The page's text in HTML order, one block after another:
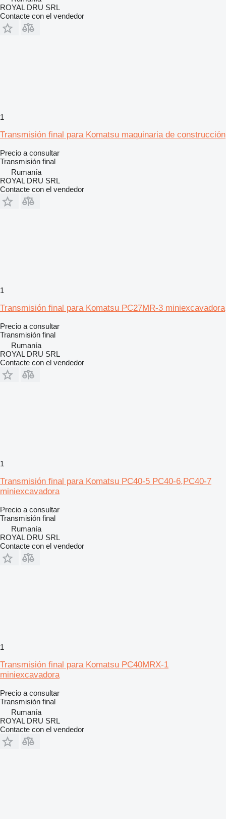
ROYAL DRU SRL
Contacte con el vendedor
1
Transmisión final para Komatsu maquinaria de construcción
Precio a consultar
Transmisión final
Rumanía
ROYAL DRU SRL
Contacte con el vendedor
1
Transmisión final para Komatsu PC27MR-3 miniexcavadora
Precio a consultar
Transmisión final
Rumanía
ROYAL DRU SRL
Contacte con el vendedor
1
Transmisión final para Komatsu PC40-5 PC40-6,PC40-7
miniexcavadora
Precio a consultar
Transmisión final
Rumanía
ROYAL DRU SRL
Contacte con el vendedor
1
Transmisión final para Komatsu PC40MRX-1
miniexcavadora
Precio a consultar
Transmisión final
Rumanía
ROYAL DRU SRL
Contacte con el vendedor